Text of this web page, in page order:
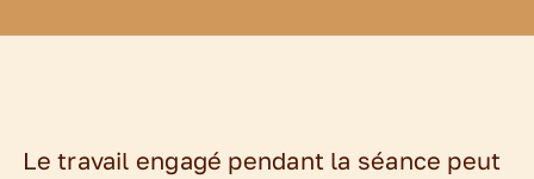
Le travail engagé pendant la séance peut